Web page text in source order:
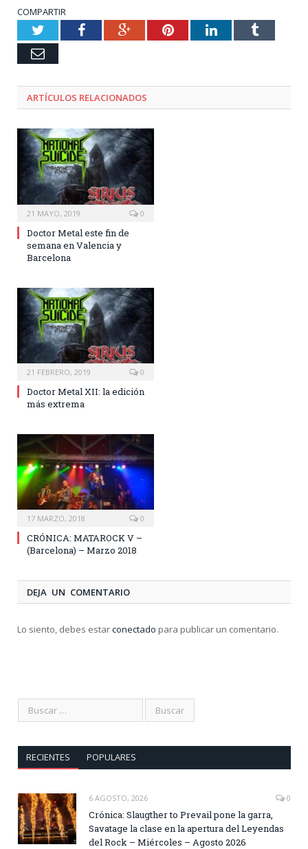
COMPARTIR
TwitterFacebookGoogle+PinterestLinkedInTumblr
Email
ARTÍCULOS RELACIONADOS
21 MAYO, 2019 0
Doctor Metal este fin de
semana en Valencia y
Barcelona
21 FEBRERO, 2019 0
Doctor Metal XII: la edición
más extrema
17 MARZO, 2018 0
CRÓNICA: MATAROCK V –
(Barcelona) – Marzo 2018
DEJA UN COMENTARIO
Lo siento, debes estarconectado para publicar un comentario.
RECIENTES POPULARES
6 AGOSTO, 2026 0
Crónica: Slaugther to Prevail pone la garra,
Savatage la clase en la apertura del Leyendas
del Rock – Miércoles – Agosto 2026